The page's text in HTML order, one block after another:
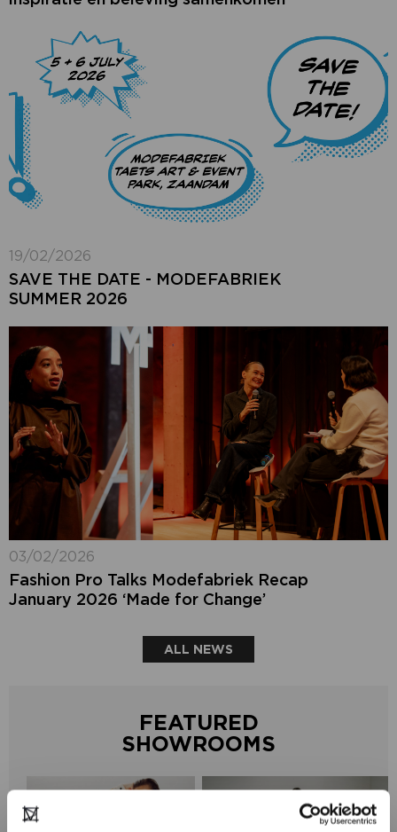
19/02/2026
SAVE THE DATE - MODEFABRIEK
SUMMER 2026
03/02/2026
Fashion Pro Talks Modefabriek Recap
January 2026 ‘Made for Change’
ALL NEWS
FEATURED
SHOWROOMS